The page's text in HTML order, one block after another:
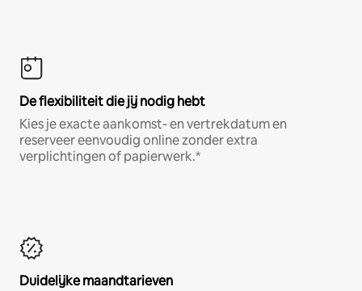
De flexibiliteit die jij nodig hebt
Kies je exacte aankomst- en vertrekdatum en
reserveer eenvoudig online zonder extra
verplichtingen of papierwerk.*
Duidelijke maandtarieven